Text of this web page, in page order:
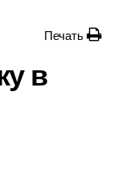
Печать
в